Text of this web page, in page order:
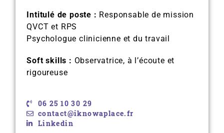
Intitulé de poste : Responsable de mission
QVCT et RPS
Psychologue clinicienne et du travail
Soft skills : Observatrice, à l’écoute et
rigoureuse
06 25 10 30 29
contact@iknowaplace.fr
Linkedin